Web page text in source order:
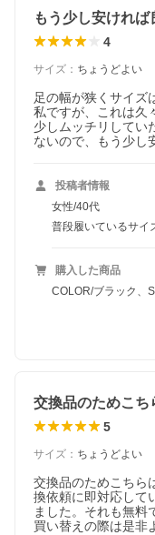
4
サイズ ： ちょうどよい
足の幅が狭くサイズ
私ですが、これは久
少しムッチリしてい
ないので、もう少し
投稿者情報
女性/40代
普段履いているサイ
購入した商品
COLOR/ブラック、
5
サイズ ： ちょうどよい
交換品のためこちら
換依頼に即対応して
ました。それも無料
買い替えの際は是非